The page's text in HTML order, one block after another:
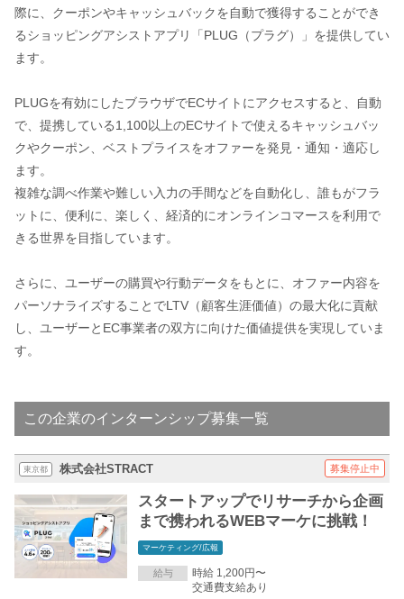
際に、クーポンやキャッシュバックを自動で獲得することができ
るショッピングアシストアプリ「PLUG（プラグ）」を提供してい
ます。
PLUGを有効にしたブラウザでECサイトにアクセスすると、自動
で、提携している1,100以上のECサイトで使えるキャッシュバッ
クやクーポン、ベストプライスをオファーを発見・通知・適応し
ます。
複雑な調べ作業や難しい入力の手間などを自動化し、誰もがフラ
ットに、便利に、楽しく、経済的にオンラインコマースを利用で
きる世界を目指しています。
さらに、ユーザーの購買や行動データをもとに、オファー内容を
パーソナライズすることでLTV（顧客生涯価値）の最大化に貢献
し、ユーザーとEC事業者の双方に向けた価値提供を実現していま
す。
この企業のインターンシップ募集一覧
東京都 株式会社STRACT 募集停止中
スタートアップでリサーチから企画
まで携われるWEBマーケに挑戦！
マーケティング/広報
給与
時給 1,200円〜
交通費支給あり